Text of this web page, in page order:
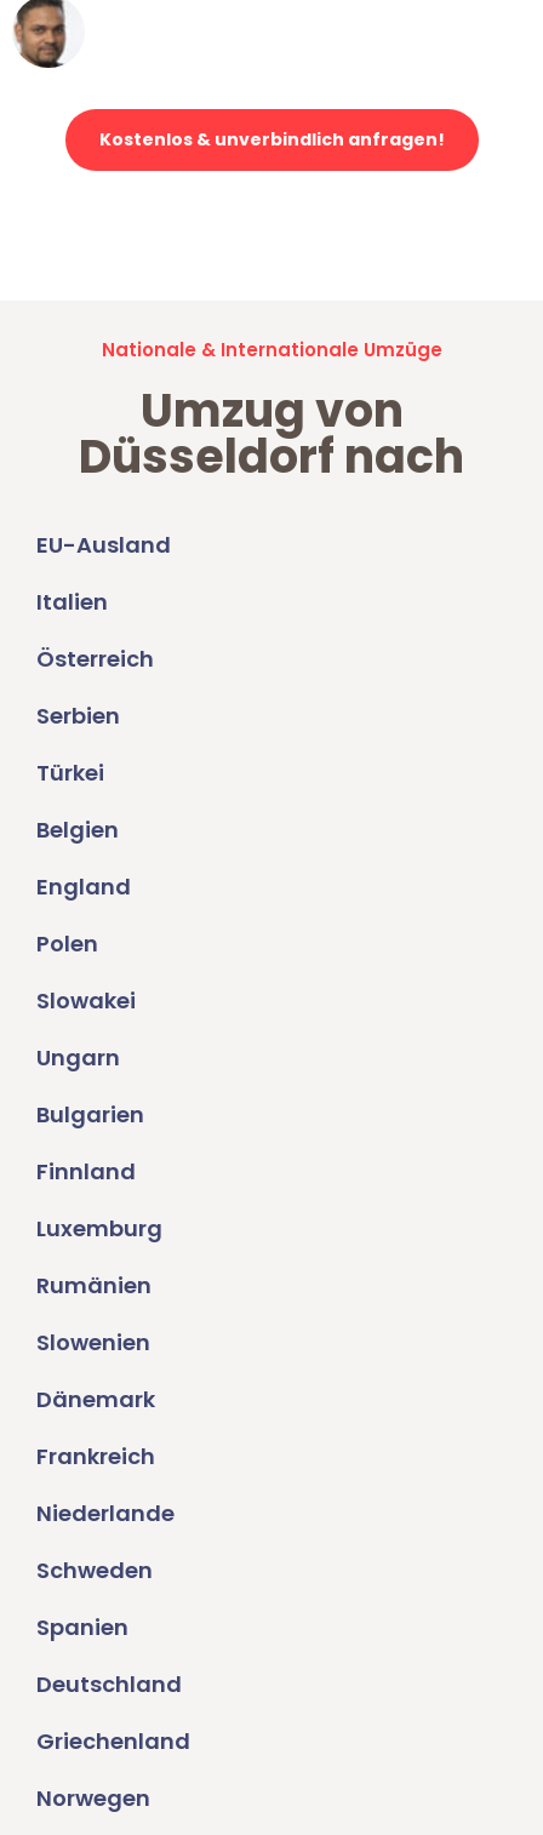
Kostenlos & unverbindlich anfragen!
Nationale & Internationale Umzüge
Umzug von
Düsseldorf nach
EU-Ausland
Italien
Österreich
Serbien
Türkei
Belgien
England
Polen
Slowakei
Ungarn
Bulgarien
Finnland
Luxemburg
Rumänien
Slowenien
Dänemark
Frankreich
Niederlande
Schweden
Spanien
Deutschland
Griechenland
Norwegen